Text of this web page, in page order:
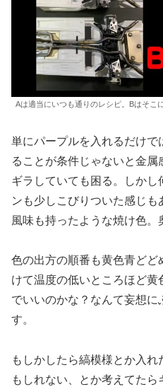
Aは適当にいつも通りのレシピ。Bはそこ
単にパープルを入れるだけ
ることが条件じゃないと金
ギラしていても困る。しか
ンも少しこびりついた感じ
風味も持ったような焼け色。
色の出方の順番も黄色青ど
けて温度の低いところほど
でいいのかな？なんて妄想に
す。
もしかしたら縞模様とか入
もしれない、とか考えてた